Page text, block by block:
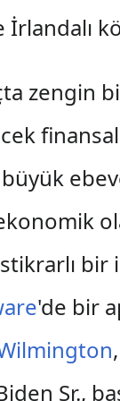
İrlandalı
bir
'de bir
,
Sr.,